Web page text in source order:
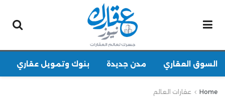
السوق العقاري مدن جديدة بنوك وتمويل عقاري
Home عقارات العالم